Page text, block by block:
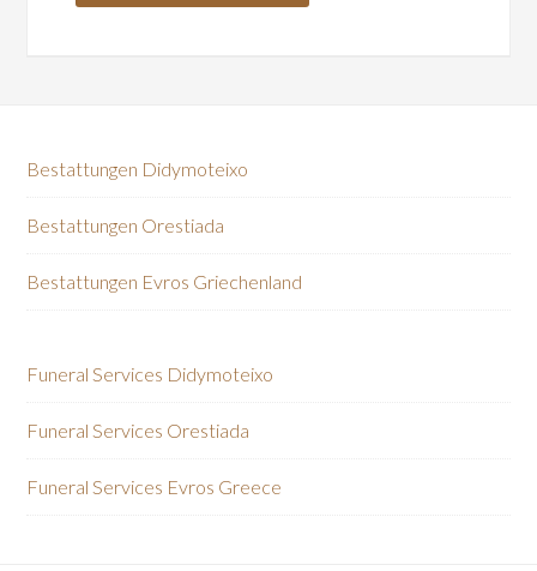
Bestattungen Didymoteixo
Bestattungen Orestiada
Bestattungen Evros Griechenland
Funeral Services Didymoteixo
Funeral Services Orestiada
Funeral Services Evros Greece